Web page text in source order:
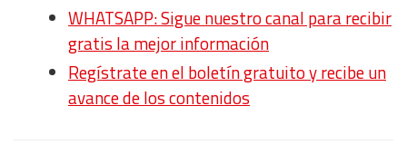
WHATSAPP: Sigue nuestro canal para recibir
gratis la mejor información
Regístrate en el boletín gratuito y recibe un
avance de los contenidos